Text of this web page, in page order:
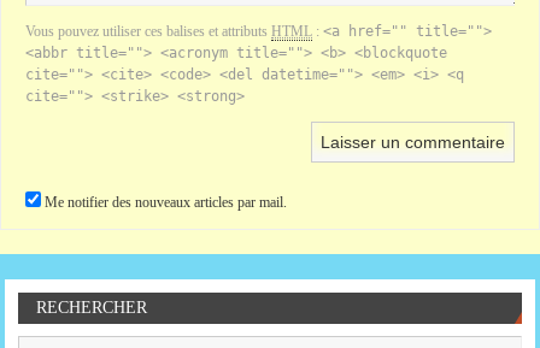
Vous pouvez utiliser ces balises et attributs HTML : <a href="" title="">
<abbr title=""> <acronym title=""> <b> <blockquote
cite=""> <cite> <code> <del datetime=""> <em> <i> <q
cite=""> <strike> <strong>
Me notifier des nouveaux articles par mail.
RECHERCHER